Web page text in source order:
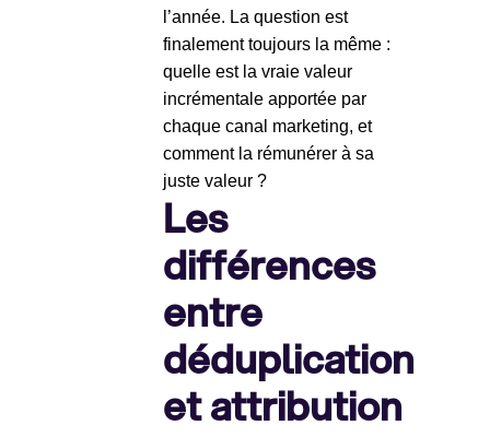
l’année. La question est
finalement toujours la même :
quelle est la vraie valeur
incrémentale apportée par
chaque canal marketing, et
comment la rémunérer à sa
juste valeur ?
Les
différences
entre
déduplication
et attribution